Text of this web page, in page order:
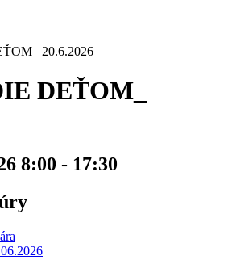
20.6.2026
DEŤOM_
8:00 - 17:30